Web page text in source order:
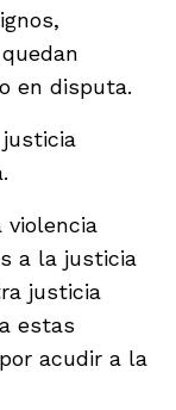
en disputa.
a la justicia
justicia
estas
acudir a la